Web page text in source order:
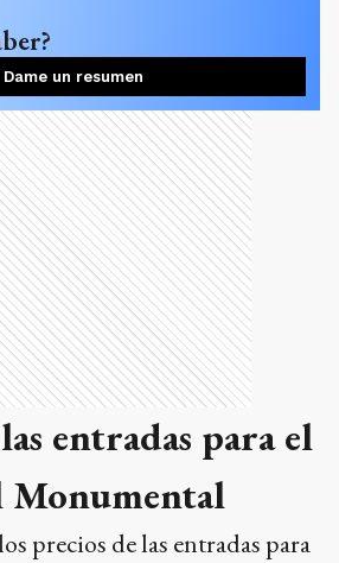
Dame un resumen
entradas para el
Monumental
precios de las entradas para